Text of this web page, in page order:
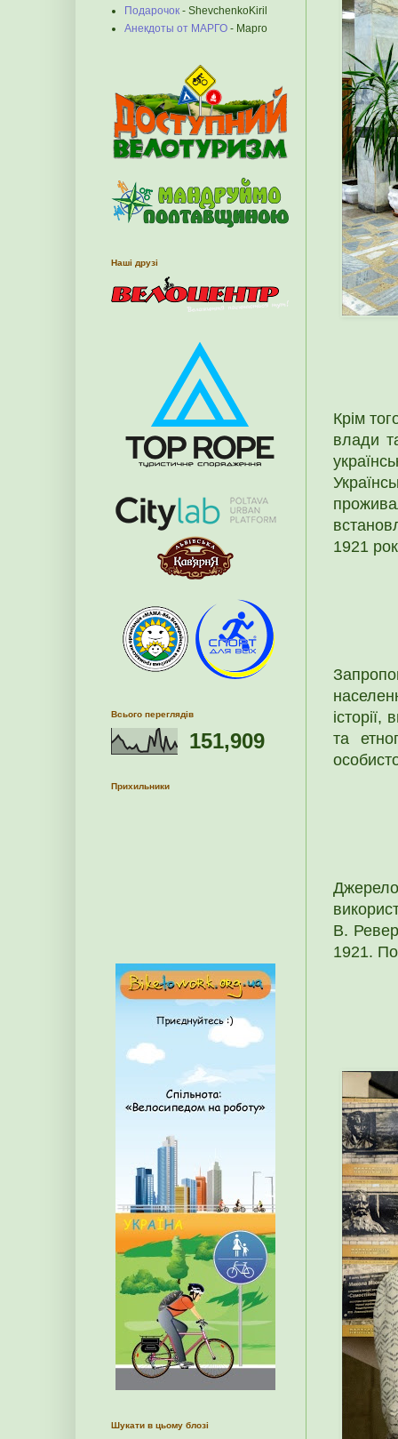
Крім
влади
1921
та
В.
1921.
Подарочок - ShevchenkoKiril
Анекдоты от МАРГО - Марго
Наші друзі
Всього переглядів
151,909
Прихильники
Шукати в цьому блозі